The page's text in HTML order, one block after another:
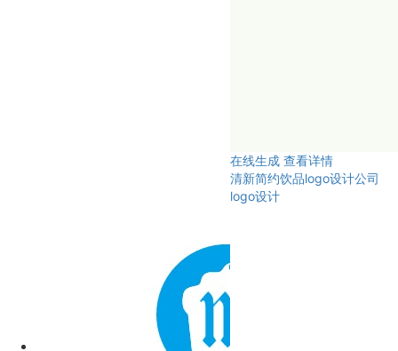
在线生成 查看详情
清新简约饮品logo设计公司
logo设计